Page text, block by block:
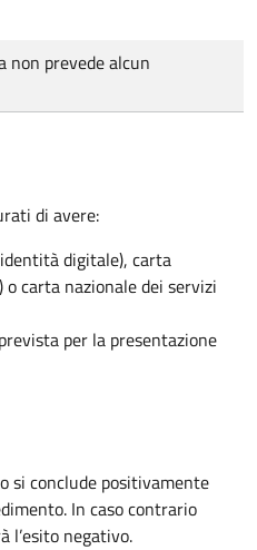
non prevede alcun
di avere:
digitale), carta
o carta nazionale dei servizi
per la presentazione
si conclude positivamente
In caso contrario
l’esito negativo.